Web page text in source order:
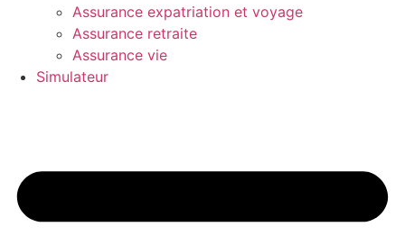
Assurance expatriation et voyage
Assurance retraite
Assurance vie
Simulateur